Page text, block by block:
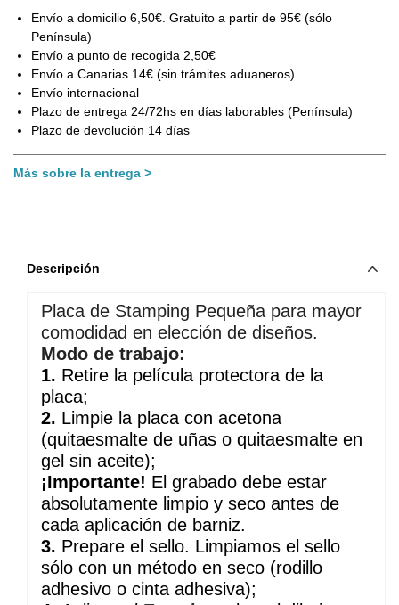
Envío a domicilio 6,50€. Gratuito a partir de 95€ (sólo
Península)
Envío a punto de recogida 2,50€
Envío a Canarias 14€ (sin trámites aduaneros)
Envío internacional
Plazo de entrega 24/72hs en días laborables (Península)
Plazo de devolución 14 días
Más sobre la entrega
Descripción
Placa de Stamping Pequeña para mayor
comodidad en elección de diseños.
Modo de trabajo:
1. Retire la película protectora de la
placa;
2. Limpie la placa con acetona
(quitaesmalte de uñas o quitaesmalte en
gel sin aceite);
¡Importante! El grabado debe estar
absolutamente limpio y seco antes de
cada aplicación de barniz.
3. Prepare el sello. Limpiamos el sello
sólo con un método en seco (rodillo
adhesivo o cinta adhesiva);